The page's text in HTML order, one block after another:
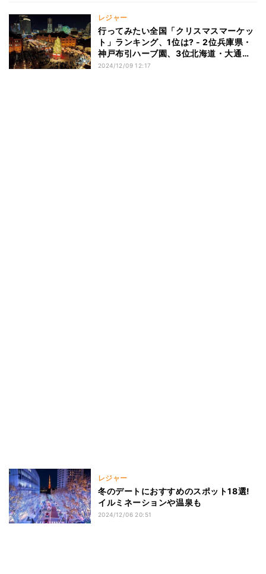
レジャー
行ってみたい全国「クリスマスマーケッ
ト」ランキング、1位は? - 2位兵庫県・
神戸布引ハーブ園、3位北海道・大通公
園
2024/12/09 12:17
レジャー
冬のデートにおすすめのスポット18選!
イルミネーションや温泉も
2024/12/06 20:51